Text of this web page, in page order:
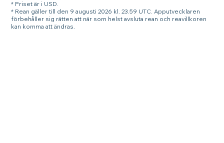
* Priset är i USD.
* Rean gäller till den 9 augusti 2026 kl. 23.59 UTC. Apputvecklaren
förbehåller sig rätten att när som helst avsluta rean och reavillkoren
kan komma att ändras.